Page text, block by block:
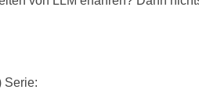
Serie: